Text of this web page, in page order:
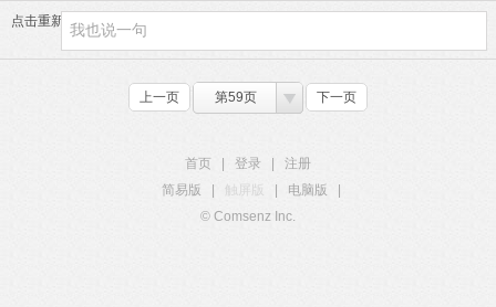
点击重新加载
上一页 第59页 下一页
首页 登录
注册
简易版
触屏版 电脑版
© Comsenz Inc.